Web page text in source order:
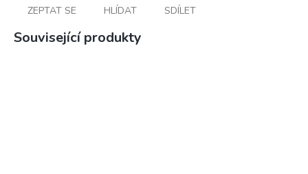
ZEPTAT SE HLÍDAT SDÍLET
Související produkty